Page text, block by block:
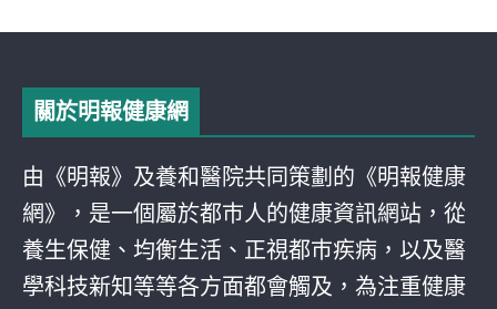
關於明報健康網
由《明報》及養和醫院共同策劃的《明報健康
網》，是一個屬於都巿人的健康資訊網站，從
養生保健、均衡生活、正視都巿疾病，以及醫
學科技新知等等各方面都會觸及，為注重健康